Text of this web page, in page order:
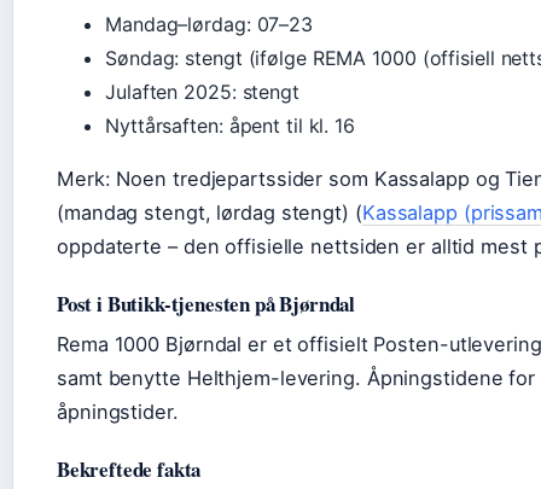
Mandag–lørdag: 07–23
Søndag: stengt (ifølge REMA 1000 (offisiell
Julaften 2025: stengt
Nyttårsaften: åpent til kl. 16
Merk: Noen tredjepartssider som Kassalapp og
(mandag stengt, lørdag stengt) (Kassalapp
oppdaterte – den offisielle nettsiden er alltid mest
Post i Butikk-tjenesten på Bjørndal
Rema 1000 Bjørndal er et offisielt Posten-
samt benytte Helthjem-levering. Åpningstidene
åpningstider.
Bekreftede fakta